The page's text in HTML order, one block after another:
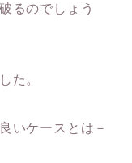
るのでしょう
た。
いケースとは－